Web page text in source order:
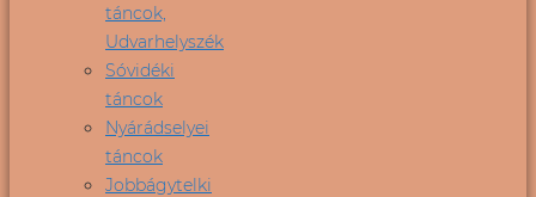
táncok,
Udvarhelyszék
Sóvidéki
táncok
Nyárádselyei
táncok
Jobbágytelki